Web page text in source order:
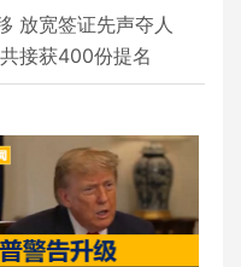
放宽签证先声夺人
接获400份提名